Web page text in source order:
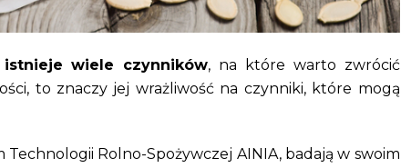
wiele czynników, na które warto zwrócić
to znaczy jej wrażliwość na czynniki, które mogą
Rolno-Spożywczej AINIA, badają w swoim